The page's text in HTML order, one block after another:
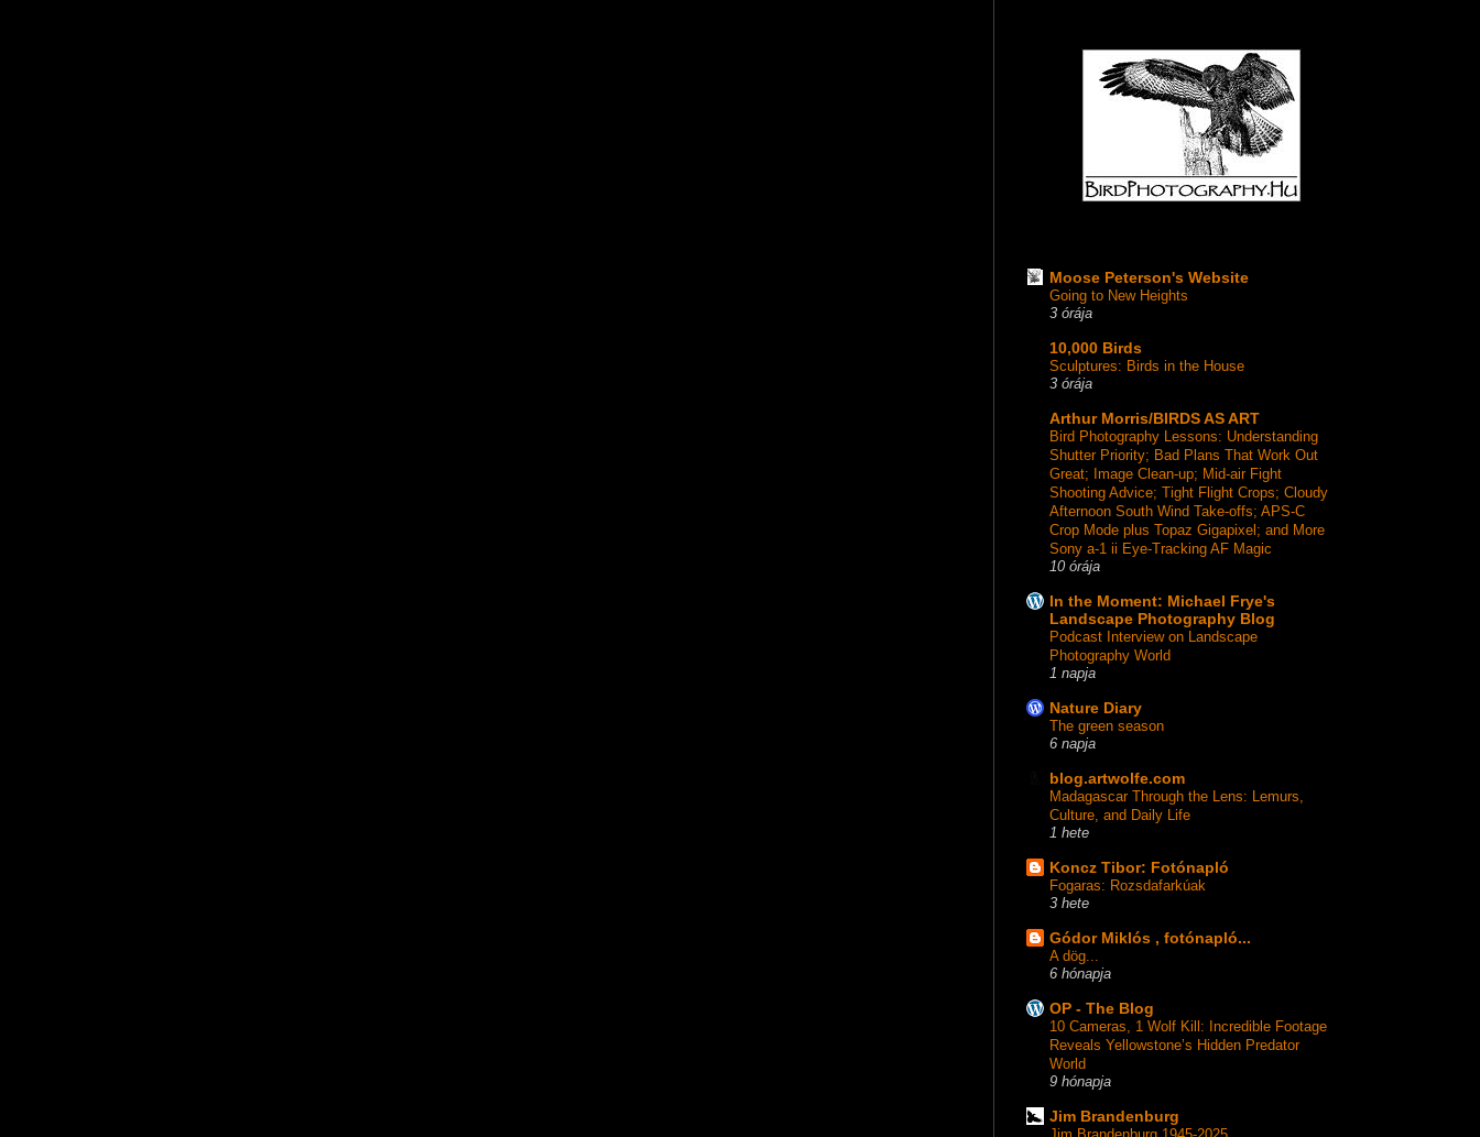
Moose Peterson's Website
Going to New Heights
3 órája
10,000 Birds
Sculptures: Birds in the House
3 órája
Arthur Morris/BIRDS AS ART
Bird Photography Lessons: Understanding
Shutter Priority; Bad Plans That Work Out
Great; Image Clean-up; Mid-air Fight
Shooting Advice; Tight Flight Crops; Cloudy
Afternoon South Wind Take-offs; APS-C
Crop Mode plus Topaz Gigapixel; and More
Sony a-1 ii Eye-Tracking AF Magic
10 órája
In the Moment: Michael Frye's
Landscape Photography Blog
Podcast Interview on Landscape
Photography World
1 napja
Nature Diary
The green season
6 napja
blog.artwolfe.com
Madagascar Through the Lens: Lemurs,
Culture, and Daily Life
1 hete
Koncz Tibor: Fotónapló
Fogaras: Rozsdafarkúak
3 hete
Gódor Miklós , fotónapló...
A dög...
6 hónapja
OP - The Blog
10 Cameras, 1 Wolf Kill: Incredible Footage
Reveals Yellowstone’s Hidden Predator
World
9 hónapja
Jim Brandenburg
Jim Brandenburg 1945-2025